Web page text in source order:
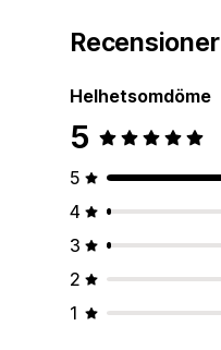
Recensioner
Helhetsomdöme
5
5
4
3
2
1